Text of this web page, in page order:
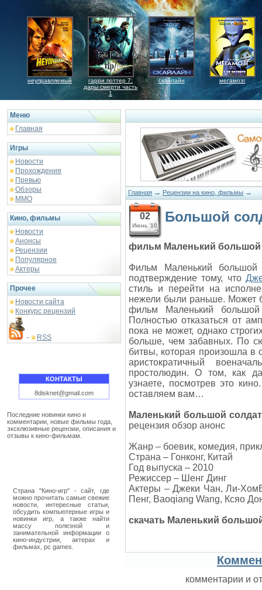
неуправляемый
гарри поттер 7:
дары смерти часть
1
скайлайн мегамозг
Меню
Главная
Игры
Новости
Прохождения
Превью
Обзоры
ММО
Кино, фильмы
Новости
Анонсы
Рецензии
Популярное
Актеры
Прочее
Новости сайта
Конкурс рецензий
- RSS
КОНТАКТЫ
8disknet@gmail.com
Последние новинки кино и
комментарии, новые фильмы года,
эксклюзивные рецензии, описания и
отзывы к кино-фильмам.
Страна "Кино-игр" - сайт, где
можно прочитать самые свежие
новости, интересные статьи,
обсудить компьютерные игры и
новинки игр, а также найти
массу полезной и
занимательной информации о
кино-индустрии, актерах и
фильмах, pc games.
Главная → Рецензии на кино, фильмы →
02
Июнь '10
Большой
фильм Маленький большой
Фильм Маленький
подтверждение тому, что
стиль и перейти на
нежели были раньше. Может
фильм Маленький
Полностью отказаться от
пока не может, однако
больше, чем забавных. По
битвы, которая произошла в
аристократичный
простолюдин. О том, как
узнаете, посмотрев это
оставляем вам…
Маленький большой солдат
рецензия обзор анонс
Жанр – боевик, комедия,
Страна – Гонконг, Китай
Год выпуска – 2010
Режиссер – Шенг Динг
Актеры – Джеки Чан, Ли-
Пенг, Baoqiang Wang, Ксяо
скачать Маленький
комментарии и